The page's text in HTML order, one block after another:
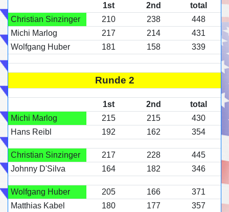
1st 2nd
total
Christian Sinzinger
210 238
448
Michi Marlog
217 214
431
Wolfgang Huber
181 158 339
Runde 2
1st 2nd
total
Michi Marlog
215 215
430
Hans Reibl
192 162 354
Christian Sinzinger 217 228
445
Johnny D'Silva
164 182 346
Wolfgang Huber 205 166
371
Matthias Kabel
180 177 357